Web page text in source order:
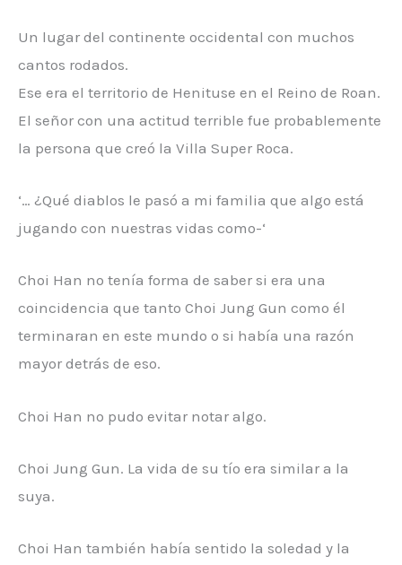
Un lugar del continente occidental con muchos
cantos rodados.
Ese era el territorio de Henituse en el Reino de Roan.
El señor con una actitud terrible fue probablemente
la persona que creó la Villa Super Roca.
‘… ¿Qué diablos le pasó a mi familia que algo está
jugando con nuestras vidas como-‘
Choi Han no tenía forma de saber si era una
coincidencia que tanto Choi Jung Gun como él
terminaran en este mundo o si había una razón
mayor detrás de eso.
Choi Han no pudo evitar notar algo.
Choi Jung Gun. La vida de su tío era similar a la
suya.
Choi Han también había sentido la soledad y la